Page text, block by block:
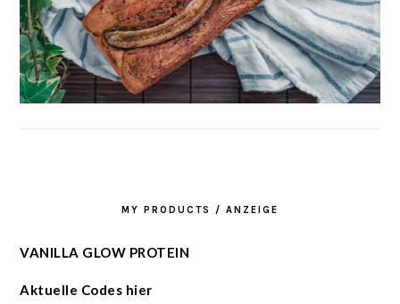
MY PRODUCTS / ANZEIGE
VANILLA GLOW PROTEIN
Aktuelle Codes hier